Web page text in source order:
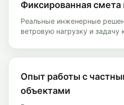
Фиксированная смета
Реальные инженерные
ветровую нагрузку и задачу
Опыт работы с
объектами